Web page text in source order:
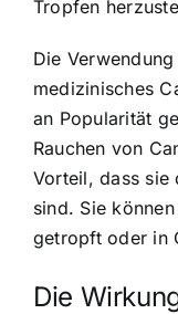
Tropfen
Die
medizinisches
an Popularität
Rauchen von
Vorteil, dass sie
sind. Sie
getropft oder in
Die